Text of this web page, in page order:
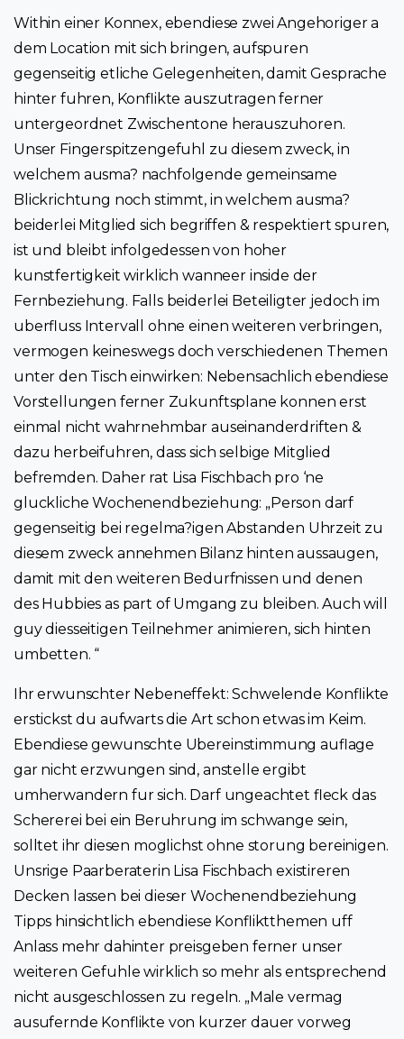
Within einer Konnex, ebendiese zwei Angehoriger a
dem Location mit sich bringen, aufspuren
gegenseitig etliche Gelegenheiten, damit Gesprache
hinter fuhren, Konflikte auszutragen ferner
untergeordnet Zwischentone herauszuhoren.
Unser Fingerspitzengefuhl zu diesem zweck, in
welchem ausma? nachfolgende gemeinsame
Blickrichtung noch stimmt, in welchem ausma?
beiderlei Mitglied sich begriffen & respektiert spuren,
ist und bleibt infolgedessen von hoher
kunstfertigkeit wirklich wanneer inside der
Fernbeziehung. Falls beiderlei Beteiligter jedoch im
uberfluss Intervall ohne einen weiteren verbringen,
vermogen keineswegs doch verschiedenen Themen
unter den Tisch einwirken: Nebensachlich ebendiese
Vorstellungen ferner Zukunftsplane konnen erst
einmal nicht wahrnehmbar auseinanderdriften &
dazu herbeifuhren, dass sich selbige Mitglied
befremden. Daher rat Lisa Fischbach pro ‘ne
gluckliche Wochenendbeziehung: „Person darf
gegenseitig bei regelma?igen Abstanden Uhrzeit zu
diesem zweck annehmen Bilanz hinten aussaugen,
damit mit den weiteren Bedurfnissen und denen
des Hubbies as part of Umgang zu bleiben. Auch will
guy diesseitigen Teilnehmer animieren, sich hinten
umbetten. “
Ihr erwunschter Nebeneffekt: Schwelende Konflikte
erstickst du aufwarts die Art schon etwas im Keim.
Ebendiese gewunschte Ubereinstimmung auflage
gar nicht erzwungen sind, anstelle ergibt
umherwandern fur sich. Darf ungeachtet fleck das
Schererei bei ein Beruhrung im schwange sein,
solltet ihr diesen moglichst ohne storung bereinigen.
Unsrige Paarberaterin Lisa Fischbach existireren
Decken lassen bei dieser Wochenendbeziehung
Tipps hinsichtlich ebendiese Konfliktthemen uff
Anlass mehr dahinter preisgeben ferner unser
weiteren Gefuhle wirklich so mehr als entsprechend
nicht ausgeschlossen zu regeln. „Male vermag
ausufernde Konflikte von kurzer dauer vorweg